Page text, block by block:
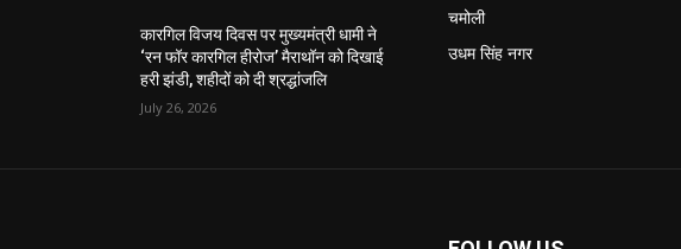
कारगिल विजय दिवस पर मुख्यमंत्री धामी ने
‘रन फॉर कारगिल हीरोज’ मैराथॉन को दिखाई
हरी झंडी, शहीदों को दी श्रद्धांजलि
July 26, 2026
चमोली
उधम सिंह नगर